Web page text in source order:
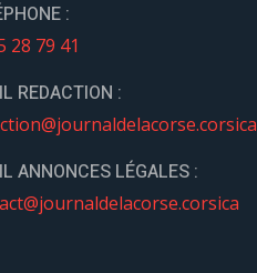
:
28 79 41
REDACTION :
ANNONCES LÉGALES :